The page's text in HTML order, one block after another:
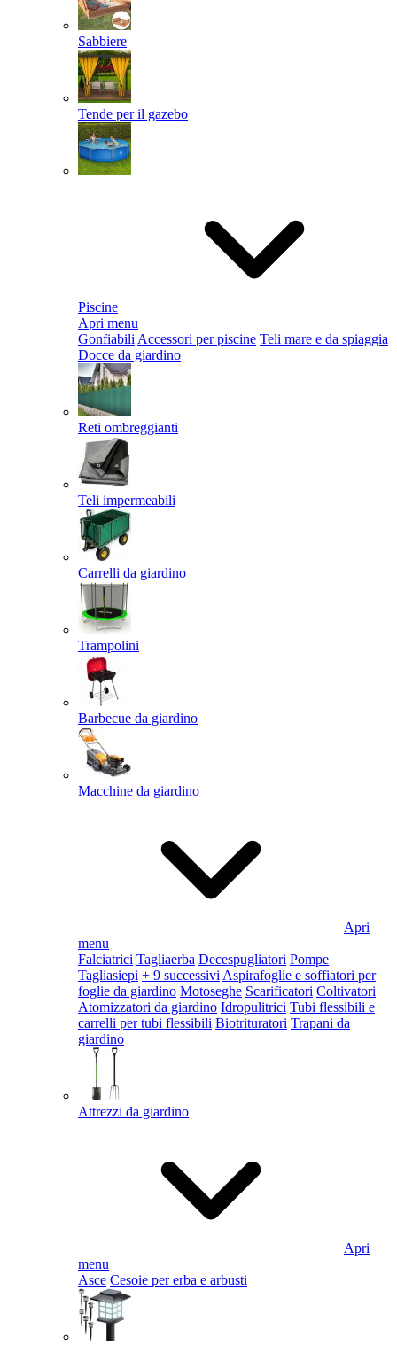
Sabbiere
Tende per il gazebo
Piscine
Apri menu
Gonfiabili Accessori per piscine Teli mare e da spiaggia
Docce da giardino
Reti ombreggianti
Teli impermeabili
Carrelli da giardino
Trampolini
Barbecue da giardino
Macchine da giardino
Apri
menu
Falciatrici Tagliaerba Decespugliatori Pompe
Tagliasiepi + 9 successivi Aspirafoglie e soffiatori per
foglie da giardino Motoseghe Scarificatori Coltivatori
Atomizzatori da giardino Idropulitrici Tubi flessibili e
carrelli per tubi flessibili Biotrituratori Trapani da
giardino
Attrezzi da giardino
Apri
menu
Asce Cesoie per erba e arbusti